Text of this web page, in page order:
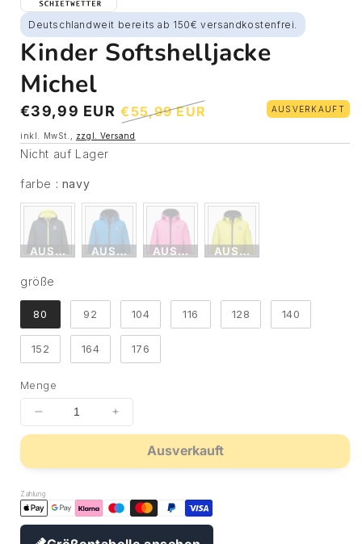
Deutschlandweit bereits ab 150€ versandkostenfrei.
Kinder Softshelljacke
Michel
Sonderpreis
€39,99 EUR Normaler
Preis
€55,99 EUR AUSVERKAUFT
inkl. MwSt., zzgl. Versand
Nicht auf Lager
farbe : navyfarbe
AUSVERKAUFTAUSVERKAUFTAUSVERKAUFTAUSVERKAUFT
größe
größe
80 92 104 116 128 140
152 164 176
Menge
Ausverkauft
Zahlung